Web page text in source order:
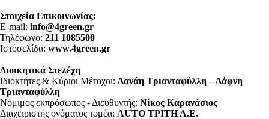
Στοιχεία Επικοινωνίας:
E-mail: info@4green.gr
Τηλέφωνο: 211 1085500
Ιστοσελίδα: www.4green.gr
Διοικητικά Στελέχη
Ιδιοκτήτες & Κύριοι Μέτοχοι: Δανάη Τριανταφύλλη – Δάφνη
Τριανταφύλλη
Νόμιμος εκπρόσωπος - Διευθυντής: Νίκος Καρανάσιος
Διαχειριστής ονόματος τομέα: ΑUTO ΤΡΙΤΗ Α.Ε.